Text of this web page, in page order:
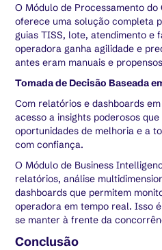
O Módulo de Processamento
oferece uma solução completa
guias TISS, lote, atendimento e
operadora ganha agilidade e
antes eram manuais e
Tomada de Decisão Baseada
Com relatórios e dashboards
acesso a insights poderosos
oportunidades de melhoria e a
com confiança.
O Módulo de Business
relatórios, análise
dashboards que permitem
operadora em tempo real. Isso
se manter à frente da
Conclusão